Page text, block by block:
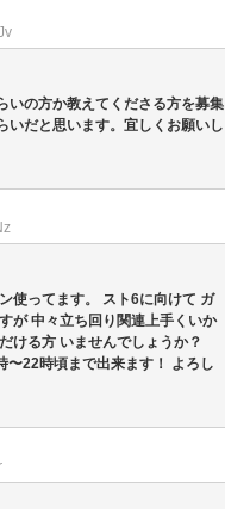
いの方か教えてくださる方を募集
いだと思います。宜しくお願いし
使ってます。 スト6に向けて ガ
が 中々立ち回り関連上手くいか
ける方 いませんでしょうか？
22時頃まで出来ます！ よろし